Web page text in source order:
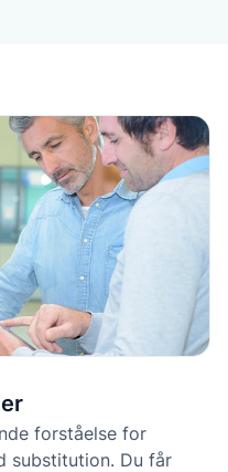
forståelse for
substitution. Du får